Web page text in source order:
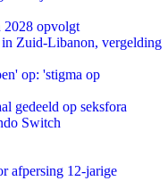
2028 opvolgt
Zuid-Libanon, vergelding
op: 'stigma op
gedeeld op seksfora
Switch
afpersing 12-jarige